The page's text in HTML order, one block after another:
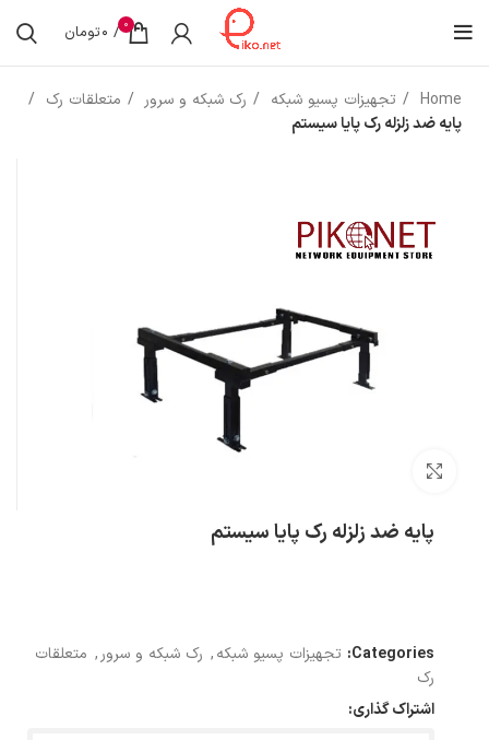
0
/
0تومان
Home تجهیزات پسیو شبکه رک شبکه و سرور
متعلقات رک
پایه ضد زلزله رک پایا سیستم
پایه ضد زلزله رک پایا سیستم
Categories: تجهیزات پسیو شبکه, رک شبکه و سرور , متعلقات
رک
اشتراک گذاری: